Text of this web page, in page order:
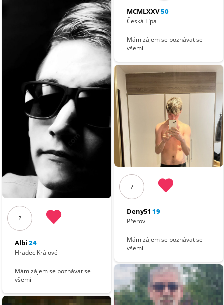
?
Albi 24
Hradec Králové
Mám zájem se poznávat se
všemi
MCMLXXV50
Česká Lípa
Mám zájem se poznávat se
všemi
?
Deny51 19
Přerov
Mám zájem se poznávat se
všemi